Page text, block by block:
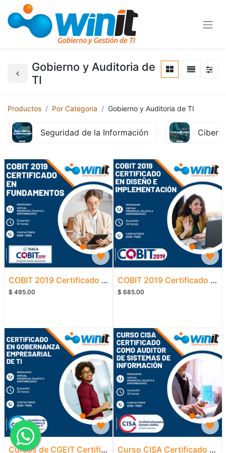
Gobierno y Auditoria de
TI
Productos Por Categoria Gobierno y Auditoria de TI
Seguridad de la Información
COBIT 2019 Certificado en Fundamentos
$ 495.00
COBIT 2019 Certificado en Diseño e Implementación
$ 685.00
Cursos de CGEIT Certificado en Gobernanza Empresarial de TI Curso CISA Certificado como Auditor de Sistemas de Información